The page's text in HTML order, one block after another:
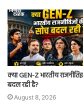
क्या GEN-Z भारतीय
बदल रही है?
August 8, 2026